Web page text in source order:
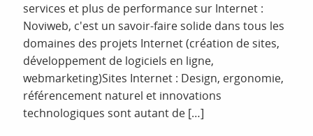
services et plus de performance sur Internet :
Noviweb, c'est un savoir-faire solide dans tous les
domaines des projets Internet (création de sites,
développement de logiciels en ligne,
webmarketing)Sites Internet : Design, ergonomie,
référencement naturel et innovations
technologiques sont autant de […]